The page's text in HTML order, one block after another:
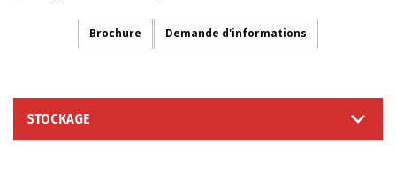
Brochure Demande d'informations
STOCKAGE